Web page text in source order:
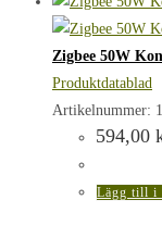
Zigbee 50W
Produktdatablad
Artikelnummer:
594,00
Lägg till i